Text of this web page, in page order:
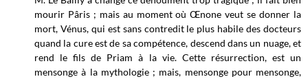
mourir Pâris ; mais au moment où Œnone veut se donner la
mort, Vénus, qui est sans contredit le plus habile des docteurs
quand la cure est de sa compétence, descend dans un nuage, et
rend le fils de Priam à la vie. Cette résurrection, est un
mensonge à la mythologie ; mais, mensonge pour mensonge,